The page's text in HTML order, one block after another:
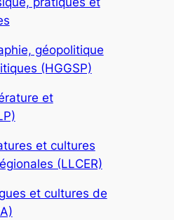
géopolitique
(HGGSP)
et
et cultures
(LLCER)
et cultures de